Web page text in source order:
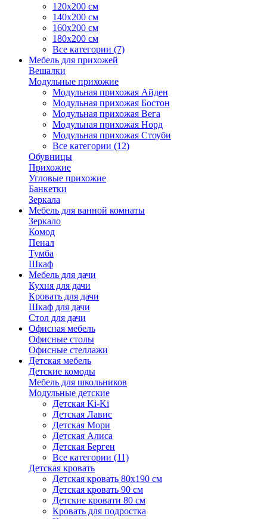
120х200 см
140х200 см
160х200 см
180х200 см
Все категории (7)
Мебель для прихожей
Вешалки
Модульные прихожие
Модульная прихожая Айден
Модульная прихожая Бостон
Модульная прихожая Вега
Модульная прихожая Норд
Модульная прихожая Стоуби
Все категории (12)
Обувницы
Прихожие
Угловые прихожие
Банкетки
Зеркала
Мебель для ванной комнаты
Зеркало
Комод
Пенал
Тумба
Шкаф
Мебель для дачи
Кухня для дачи
Кровать для дачи
Шкаф для дачи
Стол для дачи
Офисная мебель
Офисные столы
Офисные стеллажи
Детская мебель
Детские комоды
Мебель для школьников
Модульные детские
Детская Ki-Ki
Детская Лавис
Детская Мори
Детская Алиса
Детская Берген
Все категории (11)
Детская кровать
Детская кровать 80х190 см
Детская кровать 90 см
Детские кровати 80 см
Кровать для подростка